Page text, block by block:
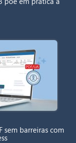
sem barreiras com